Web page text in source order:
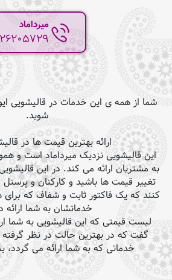
میرداماد
26205729
شما از همه ی این خدمات در قالیشویی
شوید.
ارائه بهترین قیمت ها در
این قالیشویی نزدیک میرداماد است و
به مشتریان ارائه می کند. در این
تغییر قیمت ها باشید و کارکنان و
کنند که یک فاکتور ثابت و شفاف که
خدماتشان به شما ارائه
لیست قیمتی که این قالیشویی به شما
گفت که در بهترین حالت در نظر
خدماتی که به شما ارائه می گردد،